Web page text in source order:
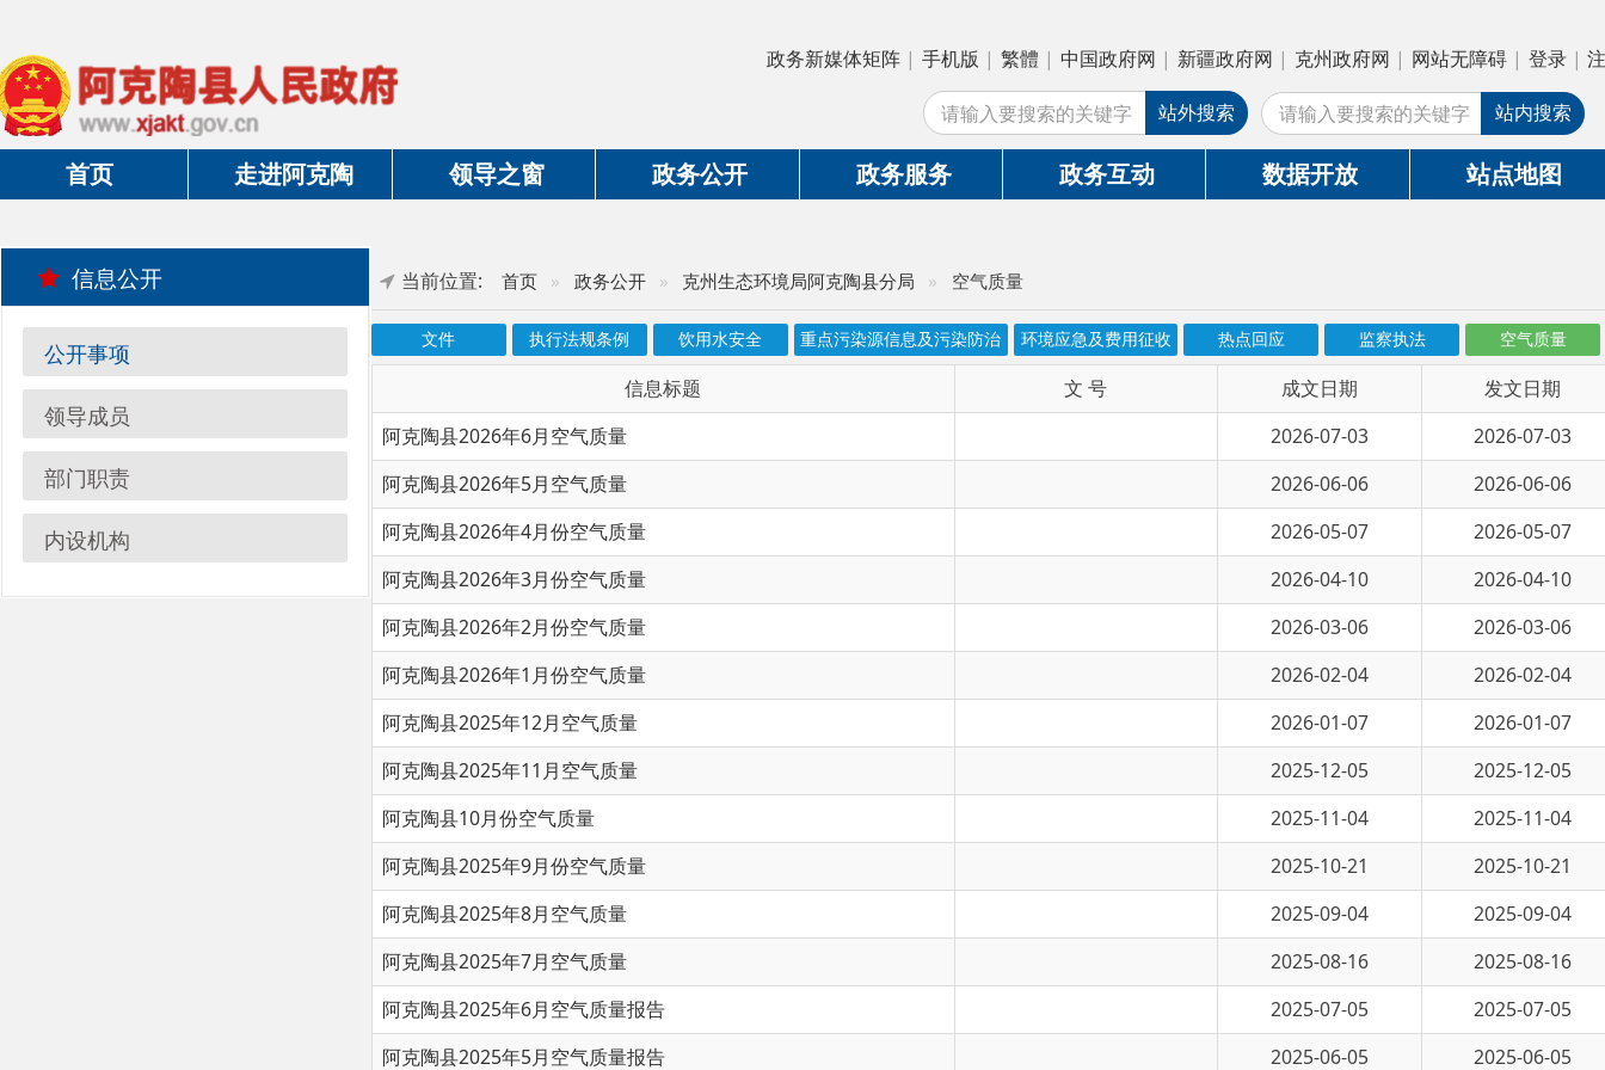
政务新媒体矩阵 | 手机版| 繁體 | 中国政府网| 新疆政府网| 克州政府网 | 网站无障碍| 登录| 注册
首页 走进阿克陶 领导之窗 政务公开 政务服务 政务互动 数据开放 站点地图
站外搜索 站内搜索
信息公开
公开事项
领导成员
部门职责
内设机构
当前位置:
信息标题 文 号 成文日期
发文日期
阿克陶县2026年6月空气质量
2026-07-03
阿克陶县2026年5月空气质量
2026-06-06
阿克陶县2026年4月份空气质量
阿克陶县2026年3月份空气质量
2026-04-10
2026-04-10
阿克陶县2026年2月份空气质量
2026-03-06 2026-03-06
阿克陶县2026年1月份空气质量 2026-02-04
2026-02-04
阿克陶县2025年12月空气质量
2026-01-07
阿克陶县2025年11月空气质量
2025-12-05
阿克陶县10月份空气质量
2025-11-04
阿克陶县2025年9月份空气质量 2025-10-21
阿克陶县2025年8月空气质量 2025-09-04
阿克陶县2025年7月空气质量 2025-08-16
2025-08-16
阿克陶县2025年6月空气质量报告
2025-07-05 2025-07-05
阿克陶县2025年5月空气质量报告 2025-06-05 2025-06-05
阿克陶县2025年4月空气质量报告
首页 上一页 1 2 3 下一页 尾页 共 725 条 / 共 49 页 跳转至 页 GO